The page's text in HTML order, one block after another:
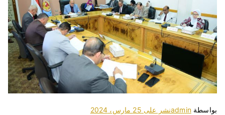
بواسطةadminنشر على 25 مارس، 2024